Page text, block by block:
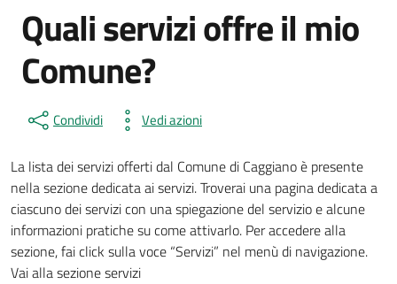
Quali servizi offre il mio
Comune?
Condividi Vedi azioni
La lista dei servizi offerti dal Comune di Caggiano è presente
nella sezione dedicata ai servizi. Troverai una pagina dedicata a
ciascuno dei servizi con una spiegazione del servizio e alcune
informazioni pratiche su come attivarlo. Per accedere alla
sezione, fai click sulla voce “Servizi” nel menù di navigazione.
Vai alla sezione servizi